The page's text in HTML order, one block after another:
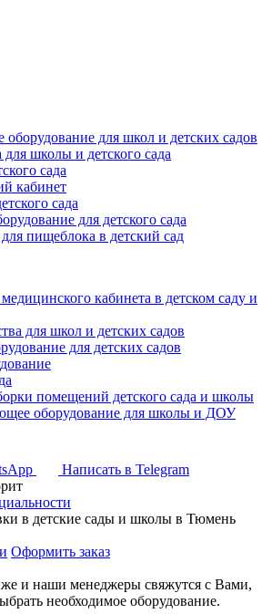
оборудование для школ и детских садов
для школы и детского сада
сада
кабинет
сада
для детского сада
пищеблока в детский сад
кабинета в детском саду и
для школ и детских садов
для детских садов
помещений детского сада и школы
оборудование для школы и ДОУ
Написать в Telegram
в детские сады и школы в Тюмень
Оформить заказ
и наши менеджеры свяжутся с Вами,
необходимое оборудование.